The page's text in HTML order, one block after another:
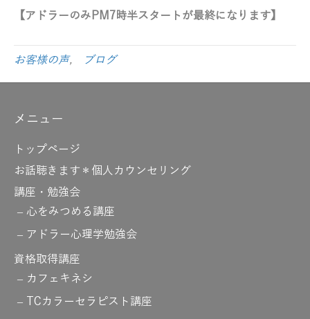
【アドラーのみ PM7時半スタートが最終になります】
お客様の声, ブログ
メニュー
トップページ
お話聴きます＊個人カウンセリング
講座・勉強会
心をみつめる講座
アドラー心理学勉強会
資格取得講座
カフェキネシ
TCカラーセラピスト講座